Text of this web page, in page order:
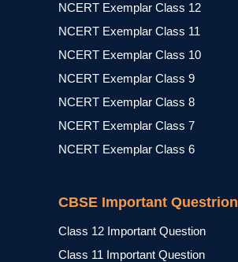
NCERT Exemplar Class 12
NCERT Exemplar Class 11
NCERT Exemplar Class 10
NCERT Exemplar Class 9
NCERT Exemplar Class 8
NCERT Exemplar Class 7
NCERT Exemplar Class 6
CBSE Important Questrion
Class 12 Important Question
Class 11 Important Question